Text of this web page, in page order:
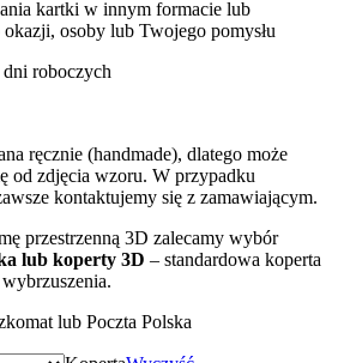
kartki w innym formacie lub
osoby lub Twojego pomysłu
roboczych
ręcznie (handmade), dlatego może
od zdjęcia wzoru. W przypadku
kontaktujemy się z zamawiającym.
przestrzenną 3D zalecamy wybór
lub koperty 3D – standardowa koperta
lub Poczta Polska